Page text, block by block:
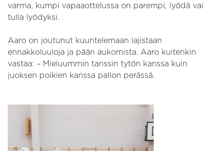
varma, kumpi vapaaottelussa on parempi, lyödä vai
tulla lyödyksi.
Aaro on joutunut kuuntelemaan lajistaan
ennakkoluuloja ja pään aukomista. Aaro kuitenkin
vastaa: – Mieluummin tanssin tytön kanssa kuin
juoksen poikien kanssa pallon perässä.